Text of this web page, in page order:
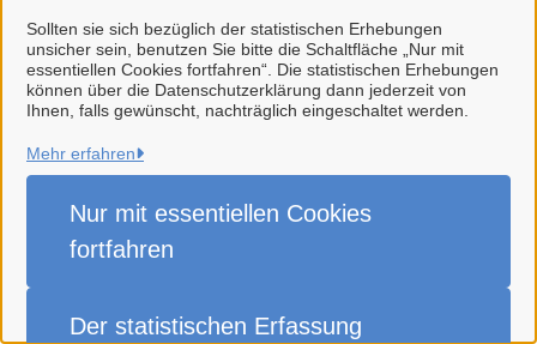
Sollten sie sich bezüglich der statistischen Erhebungen
unsicher sein, benutzen Sie bitte die Schaltfläche „Nur mit
essentiellen Cookies fortfahren“. Die statistischen Erhebungen
können über die Datenschutzerklärung dann jederzeit von
Ihnen, falls gewünscht, nachträglich eingeschaltet werden.
Mehr erfahren
Nur mit essentiellen Cookies
fortfahren
Der statistischen Erfassung
Stadt Weener (Ems)
Impressum